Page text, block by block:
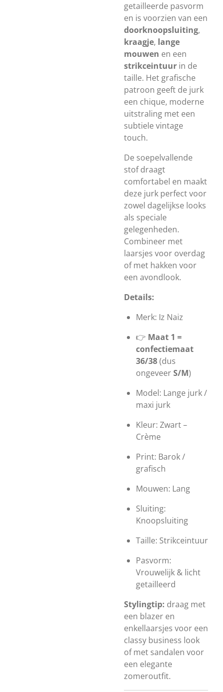
getailleerde pasvorm
en is voorzien van een
doorknoopsluiting,
kraagje, lange
mouwen en een
strikceintuur in de
taille. Het grafische
patroon geeft de jurk
een chique, moderne
uitstraling met een
subtiele vintage
touch.
De soepelvallende
stof draagt
comfortabel en maakt
deze jurk perfect voor
zowel dagelijkse looks
als speciale
gelegenheden.
Combineer met
laarsjes voor overdag
of met hakken voor
een avondlook.
Details:
Merk: Iz Naiz
👉 Maat 1 =
confectiemaat
36/38(dus
ongeveerS/M)
Model: Lange jurk /
maxi jurk
Kleur: Zwart –
Crème
Print: Barok /
grafisch
Mouwen: Lang
Sluiting:
Knoopsluiting
Taille: Strikceintuur
Pasvorm:
Vrouwelijk & licht
getailleerd
Stylingtip: draag met
een blazer en
enkellaarsjes voor een
classy business look
of met sandalen voor
een elegante
zomeroutfit.